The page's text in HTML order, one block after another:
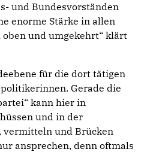
und Bundesvorständen
enorme Stärke in allen
oben und umgekehrt“ klärt
für die dort tätigen
Gerade die
kann hier in
und in der
vermitteln und Brücken
ansprechen, denn oftmals